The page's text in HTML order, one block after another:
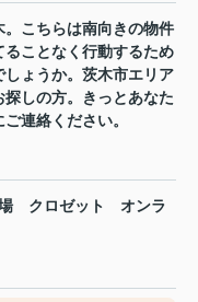
こちらは南向きの物件
ことなく行動するため
しょうか。茨木市エリア
しの方。きっとあなた
連絡ください。
クロゼット
オンラ